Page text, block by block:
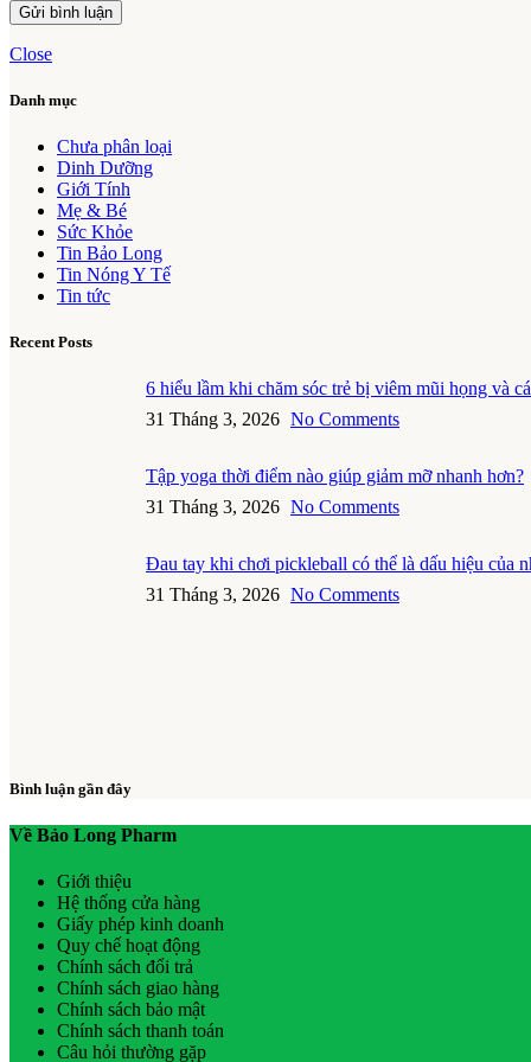
Close
Danh mục
Chưa phân loại
Dinh Dưỡng
Giới Tính
Mẹ & Bé
Sức Khỏe
Tin Bảo Long
Tin Nóng Y Tế
Tin tức
Recent Posts
6 hiểu lầm khi chăm sóc trẻ bị viêm mũi họng và
31 Tháng 3, 2026 No Comments
Tập yoga thời điểm nào giúp giảm mỡ nhanh hơn?
31 Tháng 3, 2026 No Comments
Đau tay khi chơi pickleball có thể là dấu hiệu của
31 Tháng 3, 2026 No Comments
Bình luận gần đây
Về Bảo Long Pharm
Giới thiệu
Hệ thống cửa hàng
Giấy phép kinh doanh
Quy chế hoạt động
Chính sách đổi trả
Chính sách giao hàng
Chính sách bảo mật
Chính sách thanh toán
Câu hỏi thường gặp